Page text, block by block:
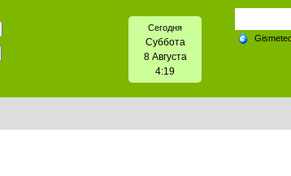
Сегодня
Суббота
8 Августа
4:19